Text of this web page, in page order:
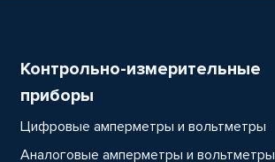
Контрольно-измерительные
приборы
Цифровые амперметры и вольтметры
Аналоговые амперметры и вольтметры